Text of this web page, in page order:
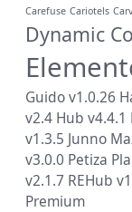
Carefuse Cariotels
Dynamic
Guido v1.0.26
v2.4 Hub v4.4.1
v1.3.5 Junno
v3.0.0 Petiza
v2.1.7 REHub
Premium